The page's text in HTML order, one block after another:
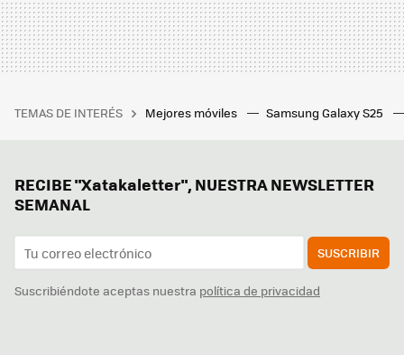
TEMAS DE INTERÉS Mejores móviles Samsung Galaxy S25
RECIBE "Xatakaletter", NUESTRA NEWSLETTER
SEMANAL
SUSCRIBIR
Suscribiéndote aceptas nuestra política de privacidad